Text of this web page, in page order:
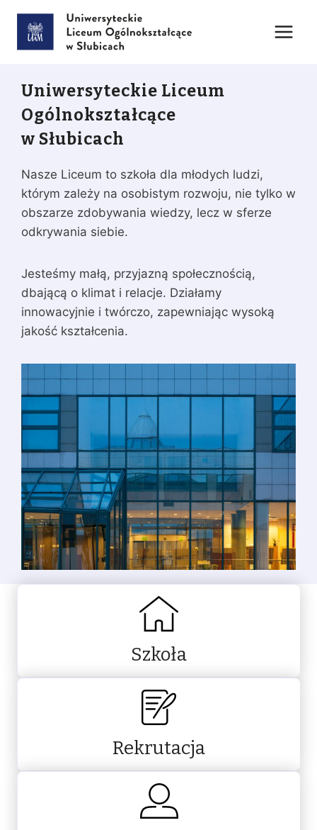
treści
Uniwersyteckie Liceum
Ogólnokształcące
w Słubicach
Nasze Liceum to szkoła dla młodych ludzi,
którym zależy na osobistym rozwoju, nie tylko w
obszarze zdobywania wiedzy, lecz w sferze
odkrywania siebie.
Jesteśmy małą, przyjazną społecznością,
dbającą o klimat i relacje. Działamy
innowacyjnie i twórczo, zapewniając wysoką
jakość kształcenia.
Szkoła
Rekrutacja